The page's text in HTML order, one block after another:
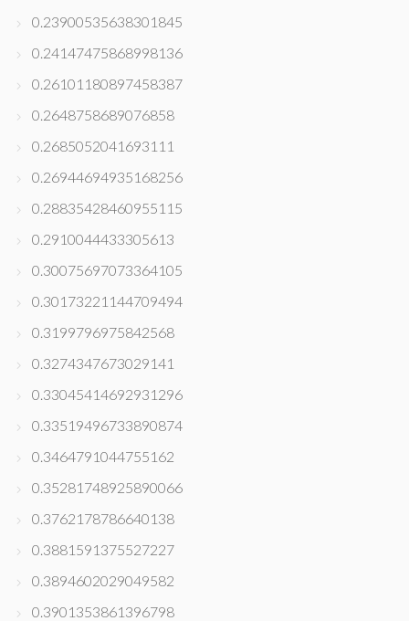
0.23900535638301845
0.24147475868998136
0.26101180897458387
0.2648758689076858
0.2685052041693111
0.26944694935168256
0.28835428460955115
0.2910044433305613
0.30075697073364105
0.30173221144709494
0.3199796975842568
0.3274347673029141
0.33045414692931296
0.33519496733890874
0.3464791044755162
0.35281748925890066
0.3762178786640138
0.3881591375527227
0.3894602029049582
0.3901353861396798